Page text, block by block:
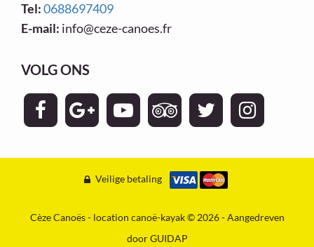
Tel:0688697409
E-mail: info@ceze-canoes.fr
VOLG ONS
Veilige betaling
Cèze Canoës - location canoë-kayak © 2026 - Aangedreven
doorGUIDAP